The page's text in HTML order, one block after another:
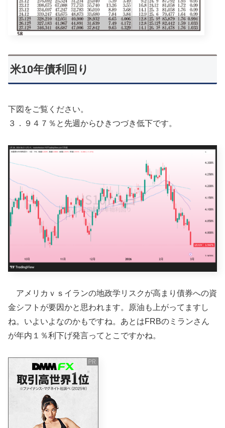
米10年債利回り
下図をご覧ください。
３．９４７％と先週からひきつづき低下です。
アメリカｖｓイランの地政学リスクが高まり債券への資
金シフトが要因かと思われます。原油も上がってますし
ね。いよいよなのかもですね。あとはFRBのミランさん
が年内１％利下げ発言ってとこですかね。